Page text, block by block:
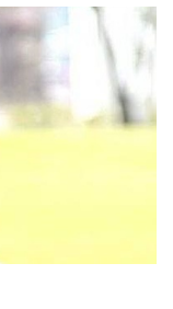
ยึด 2 เป้าหมาย